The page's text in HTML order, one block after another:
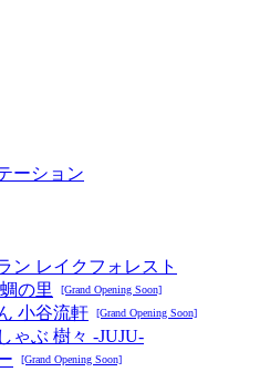
ーション
ン レイクフォレスト
の里
[Grand Opening Soon]
小谷流軒 [Grand Opening Soon]
ゃぶ 樹々 -JUJU-
[Grand Opening Soon]